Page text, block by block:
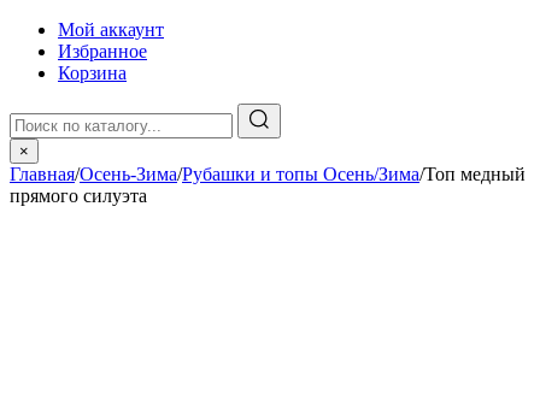
Мой аккаунт
Избранное
Корзина
×
Главная/Осень-Зима/Рубашки и топы Осень/Зима/Топ медный
прямого силуэта